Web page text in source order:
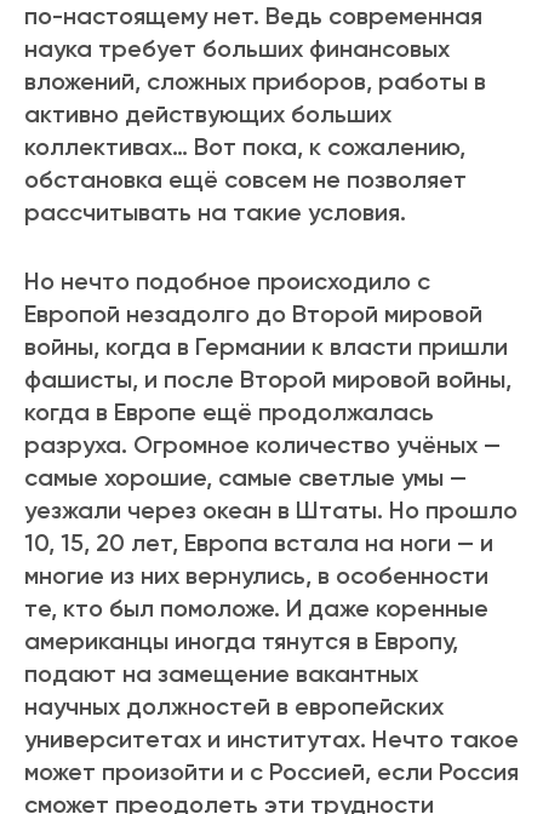
по-настоящему нет. Ведь современная
наука требует больших финансовых
вложений, сложных приборов, работы в
активно действующих больших
коллективах… Вот пока, к сожалению,
обстановка ещё совсем не позволяет
рассчитывать на такие условия.
Но нечто подобное происходило с
Европой незадолго до Второй мировой
войны, когда в Германии к власти пришли
фашисты, и после Второй мировой войны,
когда в Европе ещё продолжалась
разруха. Огромное количество учёных —
самые хорошие, самые светлые умы —
уезжали через океан в Штаты. Но прошло
10, 15, 20 лет, Европа встала на ноги — и
многие из них вернулись, в особенности
те, кто был помоложе. И даже коренные
американцы иногда тянутся в Европу,
подают на замещение вакантных
научных должностей в европейских
университетах и институтах. Нечто такое
может произойти и с Россией, если Россия
сможет преодолеть эти трудности